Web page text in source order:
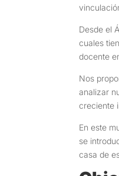
Desde el
cuales
docente
Nos
analizar
creciente
En este
se
casa de